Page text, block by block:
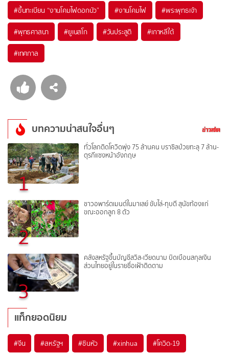
#ขึ้นทะเบียน “งานโคมไฟดอกบัว” #งานโคมไฟ #พระพุทธเจ้า
#พุทธศาสนา #ยูเนสโก #วันประสูติ #เกาหลีใต้
#เทศกาล
บทความน่าสนใจอื่นๆ
1
ทั่วโลกติดโควิดพุ่ง 75 ล้านคน บราซิลป่วยทะลุ 7 ล้าน-
ตุรกีแซงหน้าอังกฤษ
2
ชาวอพาร์ตเมนต์ในมาเลย์ ขับไล่-ทุบตี สุนัขท้องแก่
ขณะออกลูก 8 ตัว
3
คลังสหรัฐขึ้นบัญชีสวิส-เวียดนาม บิดเบือนสกุลเงิน
ส่วนไทยอยู่ในรายชื่อเฝ้าติดตาม
แท็กยอดนิยม
#จีน #สหรัฐฯ #ซินหัว #xinhua #โควิด-19